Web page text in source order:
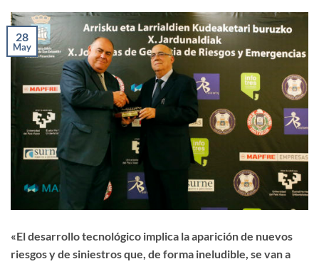
28
May
«El desarrollo tecnológico implica la aparición de nuevos
riesgos y de siniestros que, de forma ineludible, se van a